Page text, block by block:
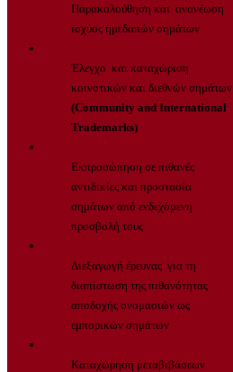
Παρακολούθηση και ανανέωση
ισχύος ημεδαπών σημάτων
Έλεγχο και καταχώριση
κοινοτικών και διεθνών σημάτων
(Community and International
Trademarks)
Εκπροσώπηση σε πιθανές
αντιδικίες και προστασία
σημάτων από ενδεχόμενη
προσβολή τους
Διεξαγωγή έρευνας για τη
διαπίστωση της πιθανότητας
αποδοχής ονομασιών ως
εμπορικών σημάτων
Καταχώρηση μεταβιβάσεων